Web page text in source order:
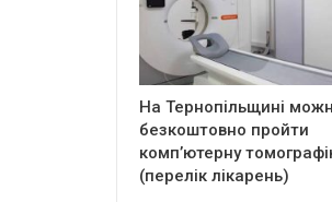
На Тернопільщині
безкоштовно пройти
комп’ютерну
(перелік лікарень)